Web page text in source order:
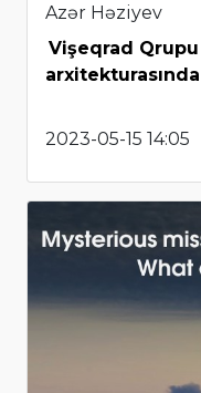
Azər Həziyev
Vişeqrad
arxitekturasında
2023-05-15 14:05